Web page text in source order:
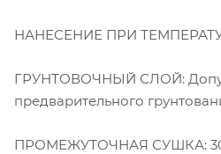
НАНЕСЕНИЕ ПРИ
ГРУНТОВОЧНЫЙ СЛОЙ:
предварительного
ПРОМЕЖУТОЧНАЯ СУШКА: 30